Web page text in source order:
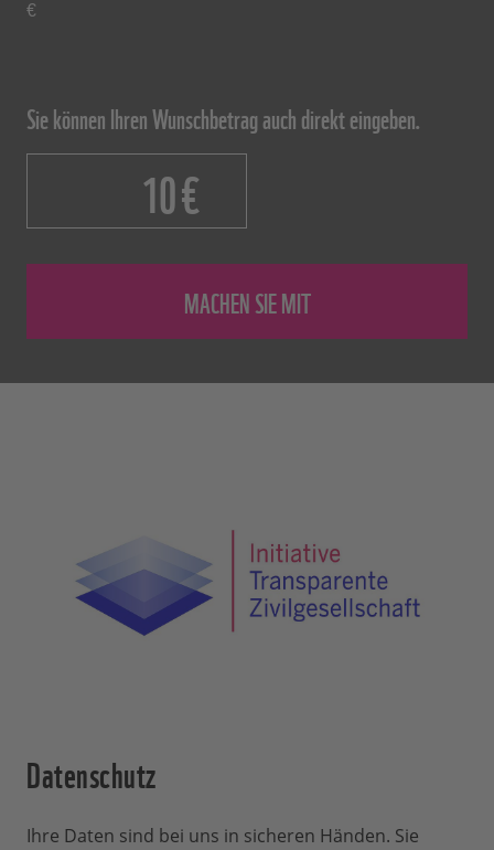
€
Sie können Ihren Wunschbetrag auch direkt eingeben.
€
Datenschutz
Ihre Daten sind bei uns in sicheren Händen. Sie